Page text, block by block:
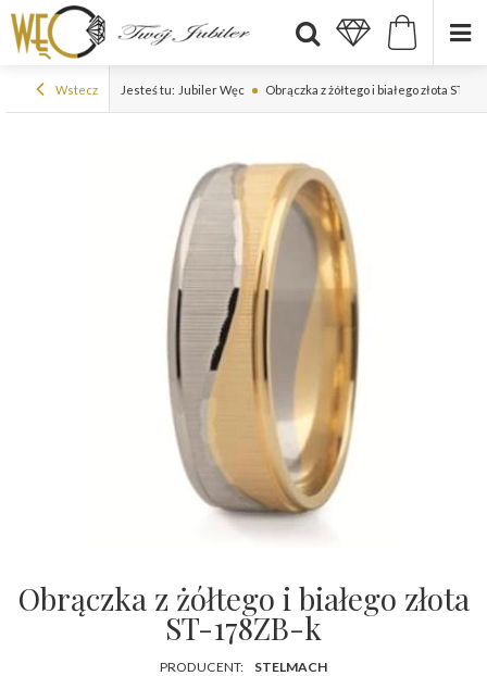
Wstecz Jesteś tu: Jubiler Węc Obrączka z żółtego i białego złota ST-
Obrączka z żółtego i białego złota
ST-178ZB-k
PRODUCENT:
STELMACH